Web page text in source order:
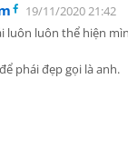
19/11/2020 21:42
luôn luôn thể hiện
phái đẹp gọi là anh.